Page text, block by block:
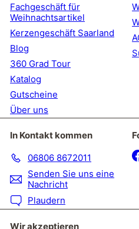
Fachgeschäft für
Weihnachtsartikel
Kerzengeschäft Saarland
Blog
360 Grad Tour
Katalog
Gutscheine
Über uns
In Kontakt kommen
06806 8672011
Senden Sie uns eine
Nachricht
Plaudern
Wir akzeptieren